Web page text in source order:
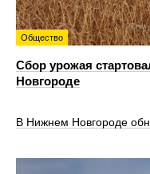
Общество
Сбор урожая
Новгороде
В Нижнем Новгороде